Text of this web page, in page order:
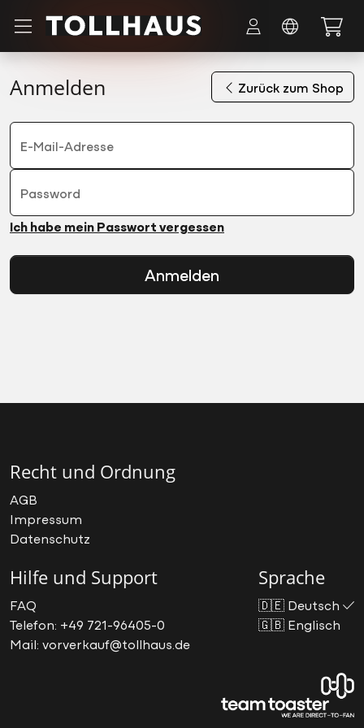
Zum Hauptinhalt springen
Anmelden Zurück zum Shop
E-Mail-Adresse
Password
Ich habe mein Passwort vergessen
Anmelden
Recht und Ordnung
AGB
Impressum
Datenschutz
Hilfe und Support
FAQ
Telefon: +49 721-96405-0
Mail: vorverkauf@tollhaus.de
Sprache
🇩🇪 Deutsch
🇬🇧 Englisch